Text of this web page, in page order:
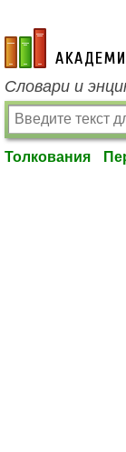
academic.ru
Словари и
Толкования